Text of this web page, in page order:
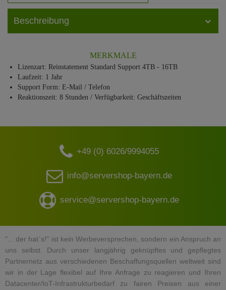
Beschreibung
MERKMALE
Lizenzart: Reinstatement Standard Support 4TB - 16TB
Laufzeit: 1 Jahr
Support Form: E-Mail / Telefon
Reaktionszeit: 8 Stunden / Verfügbarkeit: Geschäftszeiten
+49 (0) 6026/9994055
info@servershop-bayern.de
service@servershop-bayern.de
"... der hat`s!" ist kein Werbeversprechen, sondern ein Anspruch an
uns selbst. Durch unser langjährig geknüpftes und gepflegtes
Partnernetz aus verschiedenen Beschaffungsquellen weltweit sind
wir in der Lage flexibel auf Ihre Anfrage zu reagieren und Ihren
Datacenter/IoT-Infrastrukturbedarf zu fairen Preisen aus einer